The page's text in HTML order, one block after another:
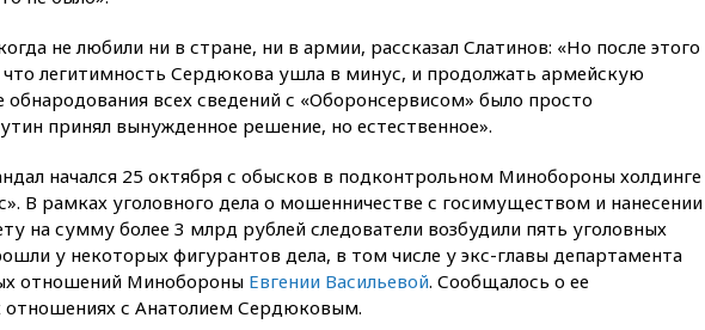
вчера, 20:15 ТАСС: жизни
главы «Уралдронзавода»
после взрыва ничего не
снова отключилось
электричество
вчера, 20:00Зеленский связал
дефицит ракет с попыткой
Запада принудить Киев к
не любили ни в стране, ни в армии, рассказал Слатинов: «Но после этого
что легитимность Сердюкова ушла в минус, и продолжать армейскую
всех сведений с «Оборонсервисом» было просто
принял вынужденное решение, но естественное».
начался 25 октября с обысков в подконтрольном Минобороны холдинге
В рамках уголовного дела о мошенничестве с госимуществом и нанесении
на сумму более 3 млрд рублей следователи возбудили пять уголовных
у некоторых фигурантов дела, в том числе у экс-главы департамента
отношений Минобороны Евгении Васильевой. Сообщалось о ее
с Анатолием Сердюковым.